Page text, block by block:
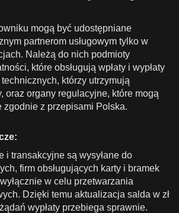
mogą być udostępniane
partnerom usługowym tylko w
Należą do nich podmioty
które obsługują wpłaty i wypłaty
technicznych, którzy utrzymują
oraz organy regulacyjne, które mogą
zgodnie z przepisami Polska.
i transakcyjne są wysyłane do
firm obsługujących karty i bramek
w celu przetwarzania
Dzięki temu aktualizacja salda w zł
wypłaty przebiega sprawnie.